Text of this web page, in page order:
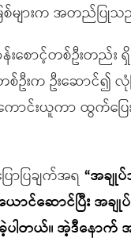
များက အတည်ပြုသ
းစောင့်တစ်ဦးတည်း ရှိ
ဦးက ဦးဆောင်၍ လုံ
ာင်းယူကာ ထွက်ပြေး
ာပြချက်အရ “အချု
ောင်ဆောင်ပြီး အခ
တယ်။ အဲ့ဒီနောက် အခ